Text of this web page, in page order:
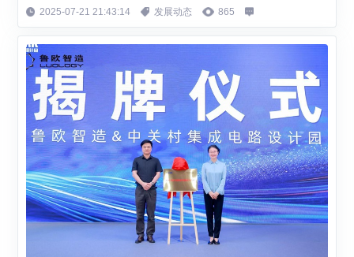
目，积极打造“高端医疗设备+高质医用耗材+智能化管理系统”三位
一体战略布局。 普博医疗是杰出的急危重症整体解决方案供应商，
其威海子公司山东柏新医疗制品有限公司扎根威海火炬高新区20多
年。去年年底，普博医疗与威海火炬高新...
2025-07-21 21:43:14 发展动态 865